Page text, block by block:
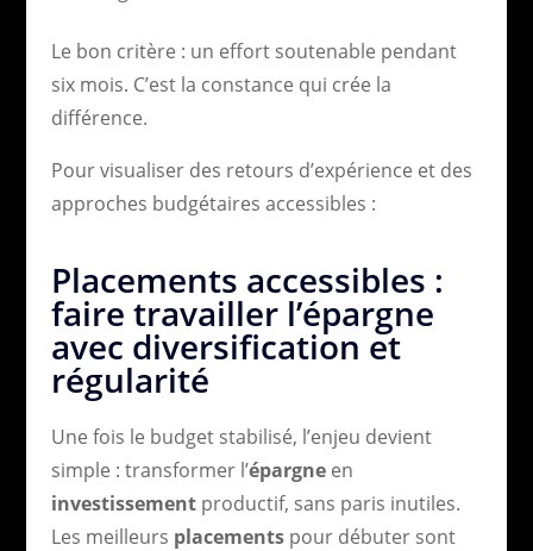
Le bon critère : un effort soutenable pendant
six mois. C’est la constance qui crée la
différence.
Pour visualiser des retours d’expérience et des
approches budgétaires accessibles :
Placements accessibles :
faire travailler l’épargne
avec diversification et
régularité
Une fois le budget stabilisé, l’enjeu devient
simple : transformer l’épargneen
investissementproductif, sans paris inutiles.
Les meilleurs placementspour débuter sont